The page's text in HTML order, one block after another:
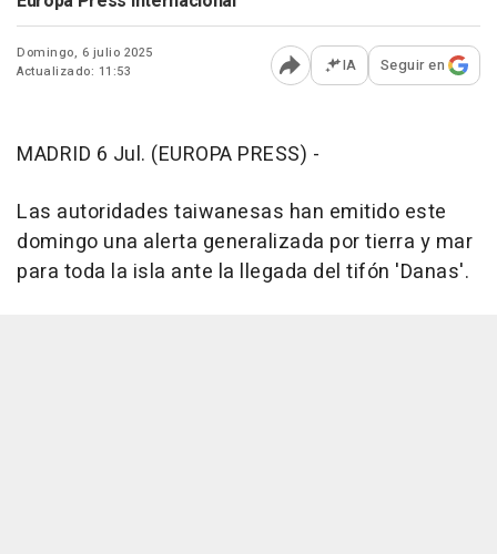
Domingo, 6 julio 2025
Actualizado: 11:53
Abrir opciones para
IA Seguir en
MADRID 6 Jul. (EUROPA PRESS) -
Las autoridades taiwanesas han emitido este
domingo una alerta generalizada por tierra y mar
para toda la isla ante la llegada del tifón 'Danas'.